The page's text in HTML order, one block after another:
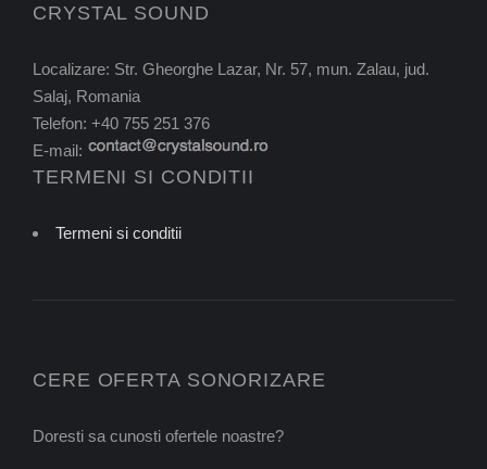
CRYSTAL SOUND
Localizare: Str. Gheorghe Lazar, Nr. 57, mun. Zalau, jud.
Salaj, Romania
Telefon: +40 755 251 376
E-mail:
TERMENI SI CONDITII
Termeni si conditii
CERE OFERTA SONORIZARE
Doresti sa cunosti ofertele noastre?